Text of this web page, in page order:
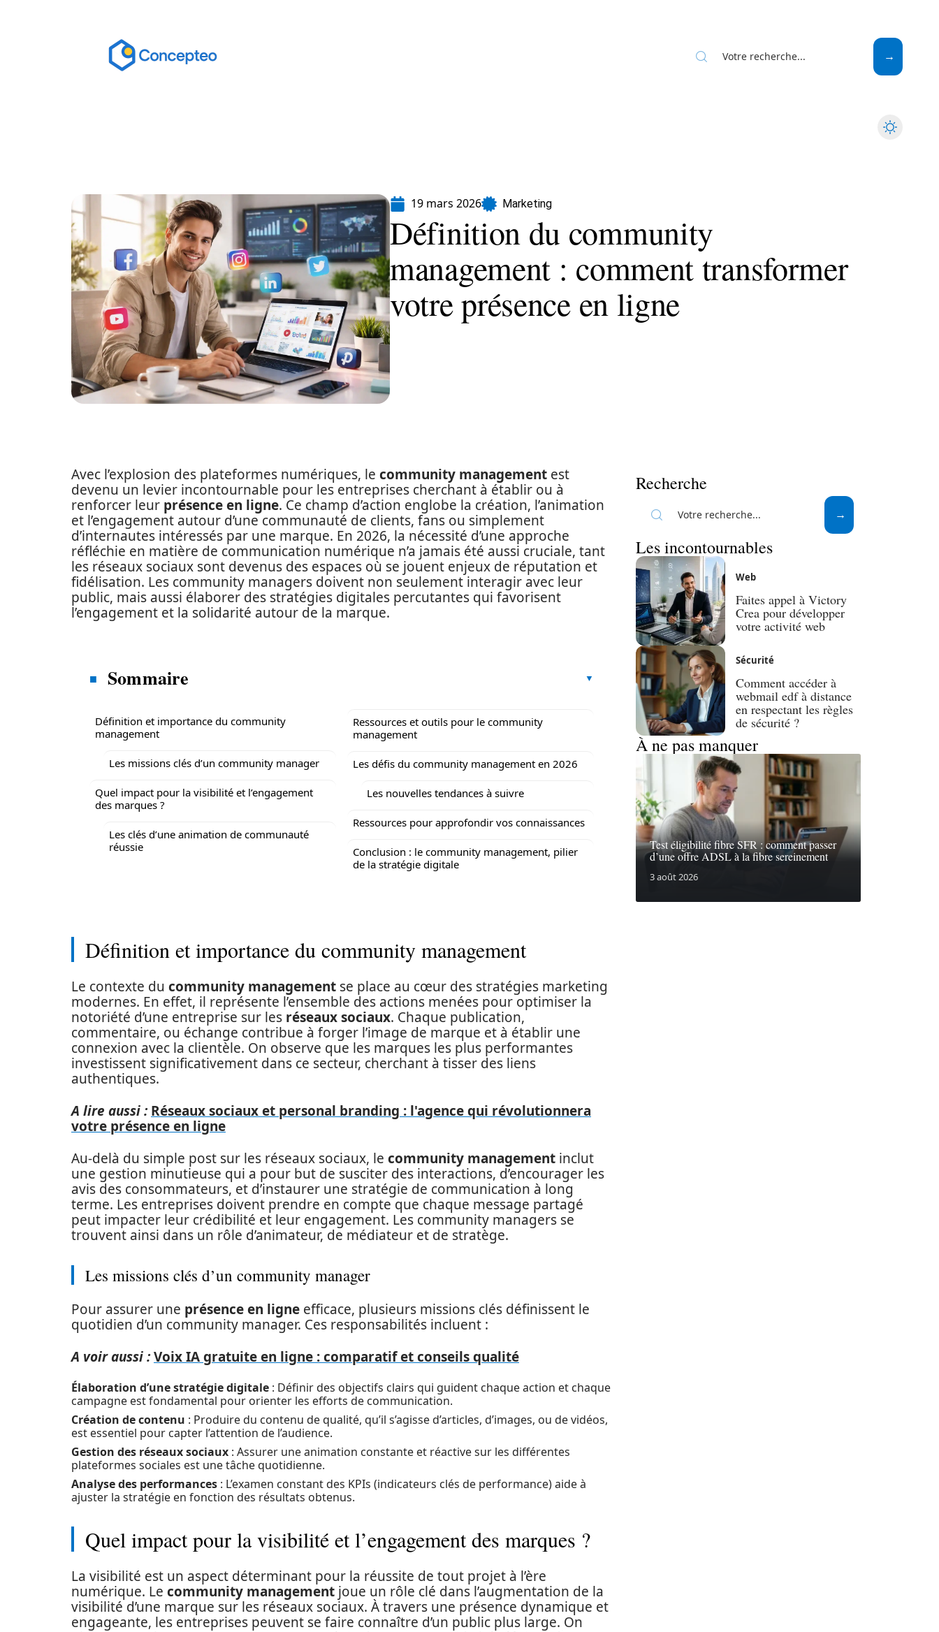
19 mars 2026 Marketing
Définition du community
management : comment transformer
votre présence en ligne
Avec l’explosion des plateformes numériques, le community management est
devenu un levier incontournable pour les entreprises cherchant à établir ou à
renforcer leur présence en ligne. Ce champ d’action englobe la création, l’animation
et l’engagement autour d’une communauté de clients, fans ou simplement
d’internautes intéressés par une marque. En 2026, la nécessité d’une approche
réfléchie en matière de communication numérique n’a jamais été aussi cruciale, tant
les réseaux sociaux sont devenus des espaces où se jouent enjeux de réputation et
fidélisation. Les community managers doivent non seulement interagir avec leur
public, mais aussi élaborer des stratégies digitales percutantes qui favorisent
l’engagement et la solidarité autour de la marque.
Sommaire
Définition et importance du community
management
Les missions clés d’un community manager
Quel impact pour la visibilité et l’engagement
des marques ?
Les clés d’une animation de communauté
réussie
Ressources et outils pour le community
management
Les défis du community management en 2026
Les nouvelles tendances à suivre
Ressources pour approfondir vos connaissances
Conclusion : le community management, pilier
de la stratégie digitale
Définition et importance du community management
Le contexte du community management se place au cœur des stratégies marketing
modernes. En effet, il représente l’ensemble des actions menées pour optimiser la
notoriété d’une entreprise sur les réseaux sociaux. Chaque publication,
commentaire, ou échange contribue à forger l’image de marque et à établir une
connexion avec la clientèle. On observe que les marques les plus performantes
investissent significativement dans ce secteur, cherchant à tisser des liens
authentiques.
A lire aussi : Réseaux sociaux et personal branding : l'agence qui révolutionnera
votre présence en ligne
Au-delà du simple post sur les réseaux sociaux, le community management inclut
une gestion minutieuse qui a pour but de susciter des interactions, d’encourager les
avis des consommateurs, et d’instaurer une stratégie de communication à long
terme. Les entreprises doivent prendre en compte que chaque message partagé
peut impacter leur crédibilité et leur engagement. Les community managers se
trouvent ainsi dans un rôle d’animateur, de médiateur et de stratège.
Les missions clés d’un community manager
Pour assurer une présence en ligne efficace, plusieurs missions clés définissent le
quotidien d’un community manager. Ces responsabilités incluent :
A voir aussi :Voix IA gratuite en ligne : comparatif et conseils qualité
Élaboration d’une stratégie digitale : Définir des objectifs clairs qui guident chaque action et chaque
campagne est fondamental pour orienter les efforts de communication.
Création de contenu : Produire du contenu de qualité, qu’il s’agisse d’articles, d’images, ou de vidéos,
est essentiel pour capter l’attention de l’audience.
Gestion des réseaux sociaux : Assurer une animation constante et réactive sur les différentes
plateformes sociales est une tâche quotidienne.
Analyse des performances : L’examen constant des KPIs (indicateurs clés de performance) aide à
ajuster la stratégie en fonction des résultats obtenus.
Quel impact pour la visibilité et l’engagement des marques ?
La visibilité est un aspect déterminant pour la réussite de tout projet à l’ère
numérique. Le community management joue un rôle clé dans l’augmentation de la
visibilité d’une marque sur les réseaux sociaux. À travers une présence dynamique et
engageante, les entreprises peuvent se faire connaître d’un public plus large. On
Recherche
Les incontournables
Web
Faites appel à Victory
Crea pour développer
votre activité web
Sécurité
Comment accéder à
webmail edf à distance
en respectant les règles
de sécurité ?
À ne pas manquer
Test éligibilité fibre SFR : comment passer
d’une offre ADSL à la fibre sereinement
3 août 2026